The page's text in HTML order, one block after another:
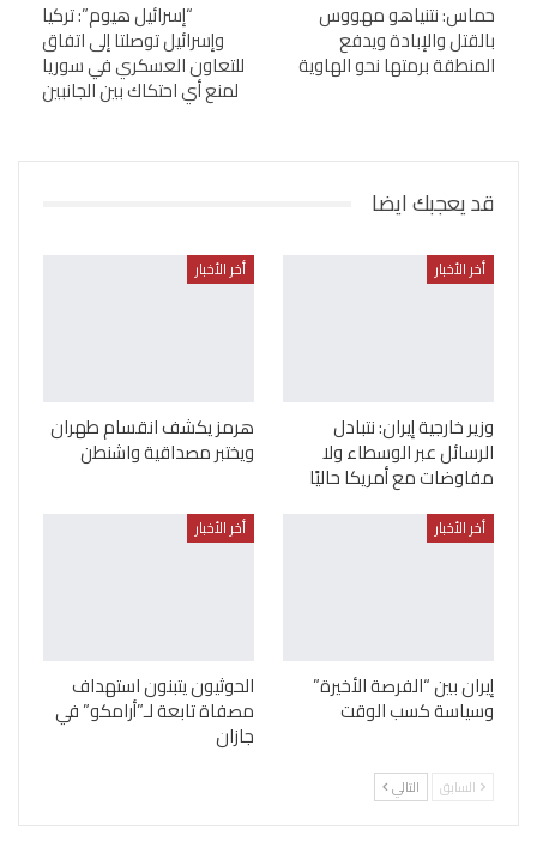
حماس: نتنياهو مهووس
بالقتل والإبادة ويدفع
المنطقة برمتها نحو الهاوية
“إسرائيل هيوم”: تركيا
وإسرائيل توصلتا إلى اتفاق
للتعاون العسكري في سوريا
لمنع أي احتكاك بين الجانبين
قد يعجبك ايضا
أخر الأخبار
وزير خارجية إيران: نتبادل
الرسائل عبر الوسطاء ولا
مفاوضات مع أمريكا حاليًا
أخر الأخبار
هرمز يكشف انقسام طهران
ويختبر مصداقية واشنطن
أخر الأخبار
إيران بين “الفرصة الأخيرة”
وسياسة كسب الوقت
أخر الأخبار
الحوثيون يتبنون استهداف
مصفاة تابعة لـ”أرامكو” في
جازان
السابق التالي